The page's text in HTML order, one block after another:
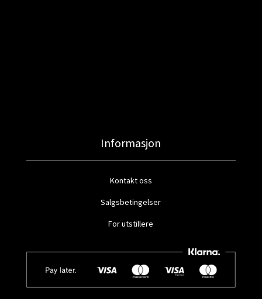
Informasjon
Kontakt oss
Salgsbetingelser
For utstillere